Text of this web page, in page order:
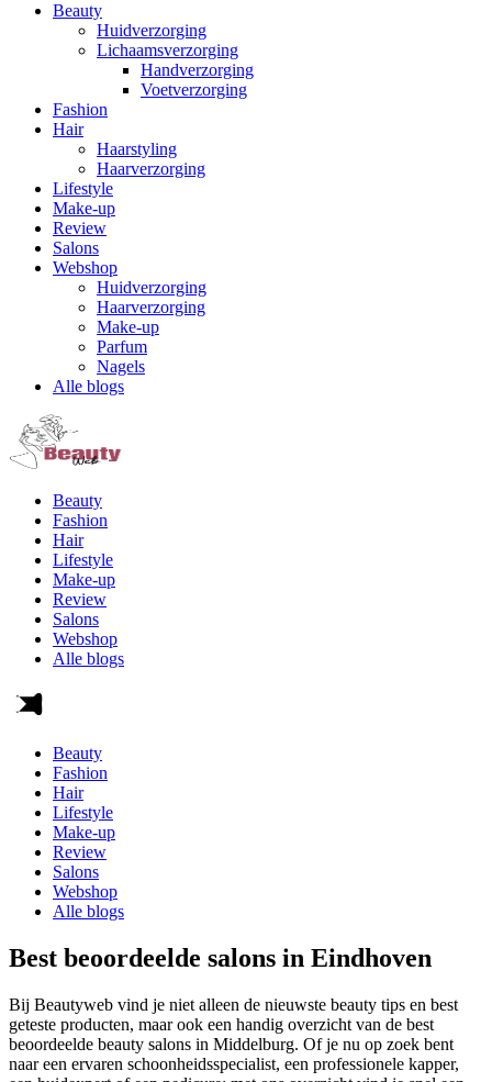
Beauty
Huidverzorging
Lichaamsverzorging
Handverzorging
Voetverzorging
Fashion
Hair
Haarstyling
Haarverzorging
Lifestyle
Make-up
Review
Salons
Webshop
Huidverzorging
Haarverzorging
Make-up
Parfum
Nagels
Alle blogs
Beauty
Fashion
Hair
Lifestyle
Make-up
Review
Salons
Webshop
Alle blogs
Beauty
Fashion
Hair
Lifestyle
Make-up
Review
Salons
Webshop
Alle blogs
Best beoordeelde salons in Eindhoven
Bij Beautyweb vind je niet alleen de nieuwste beauty tips en best
geteste producten, maar ook een handig overzicht van de best
beoordeelde beauty salons in Middelburg. Of je nu op zoek bent
naar een ervaren schoonheidsspecialist, een professionele kapper,